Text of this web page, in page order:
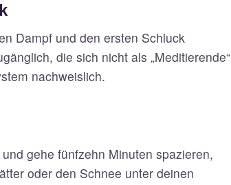
Dampf und den ersten Schluck
die sich nicht als „Meditierende“
nachweislich.
gehe fünfzehn Minuten spazieren,
oder den Schnee unter deinen